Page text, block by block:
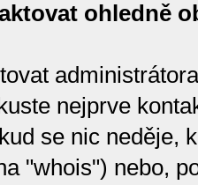
ohledně
nejprve
se nic neděje,
"whois") nebo,